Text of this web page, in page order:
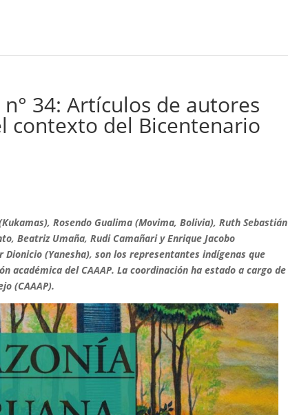
34: Artículos de autores
contexto del Bicentenario
Rosendo Gualima (Movima, Bolivia), Ruth Sebastián
Beatriz Umaña, Rudi Camañari y Enrique Jacobo
(Yanesha), son los representantes indígenas que
académica del CAAAP. La coordinación ha estado a cargo de
(CAAAP).